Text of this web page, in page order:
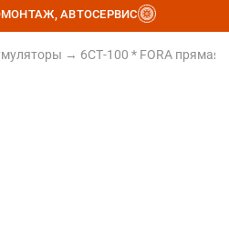
АВТОСЕРВИС
→ 6СТ-100 * FORA прямая